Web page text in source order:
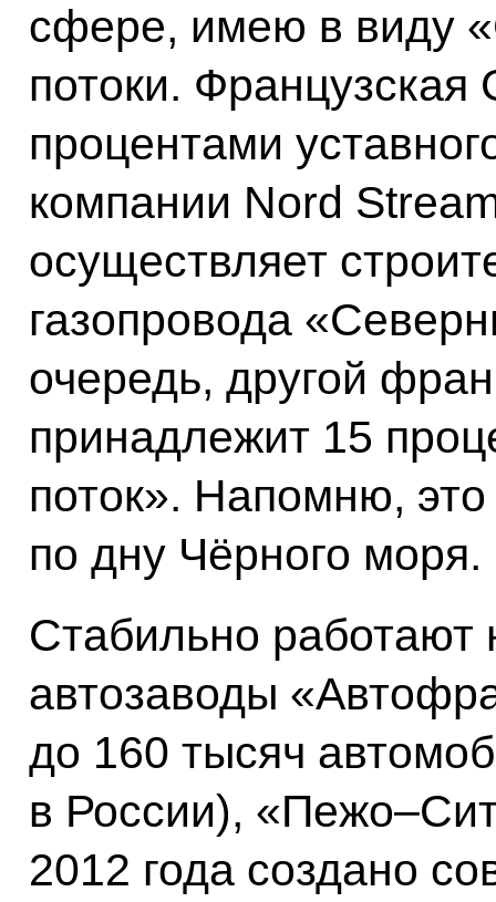
сфере, имею в виду
потоки. Французская
процентами
компании Nord
осуществляет
газопровода
очередь, другой
принадлежит 15
поток». Напомню,
по дну Чёрного моря.
Стабильно работают
автозаводы
до 160 тысяч
в России),
2012 года создано